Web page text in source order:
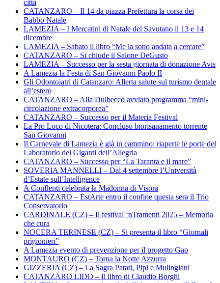
città
CATANZARO – Il 14 da piazza Prefettura la corsa dei
Babbo Natale
LAMEZIA – I Mercatini di Natale del Savutano il 13 e 14
dicembre
LAMEZIA – Sabato il libro “Me la sono andata a cercare”
CATANZARO – Si chiude il Salone DeGusto
LAMEZIA – Successo per la sesta giornata di donazione Avis
A Lamezia la Festa di San Giovanni Paolo II
Gli Odontoiatri di Catanzaro: Allerta salute sul turismo dentale
all’estero
CATANZARO – Alla Dulbecco avviato programma “mini-
circolazione extracorporea”
CATANZARO – Successo per il Materia Festival
La Pro Loco di Nicotera: Concluso biorisanamento torrente
San Giovanni
Il Carnevale di Lamezia è già in cammino: riaperte le porte del
Laboratorio dei Giganti dell’Allegria
CATANZARO – Successo per “La Taranta e il mare”
SOVERIA MANNELLI – Dal 4 settembre l’Università
d’Estate sull’Intelligence
A Conflenti celebrata la Madonna di Visora
CATANZARO – EstArte entro il confine questa sera il Trio
Conservatorio
CARDINALE (CZ) – Il festival ‘nTramenti 2025 – Memoria
che cura
NOCERA TERINESE (CZ) – Si presenta il libro “Giornali
prigionieri”
A Lamezia evento di prevenzione per il progetto Gap
MONTAURO (CZ) – Torna la Notte Azzurra
GIZZERIA (CZ) – La Sagra Patati, Pipi e Mulingiani
CATANZARO LIDO – Il libro di Claudio Borghi